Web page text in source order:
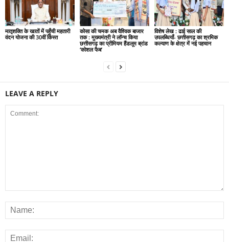
मातृशक्ति के खातों में पहुँची महतारी
वंदन योजना की 30वीं किस्त
कोसा की चमक अब वैश्विक बाजार
तक : मुख्यमंत्री ने लॉन्च किया
छत्तीसगढ़ का प्रीमियम हैंडलूम ब्रांड
‘कोशल फैब’
विशेष लेख : ढाई साल की
उपलब्धियाँ- छत्तीसगढ़ का श्रमिक
कल्याण के क्षेत्र में नई पहचान
LEAVE A REPLY